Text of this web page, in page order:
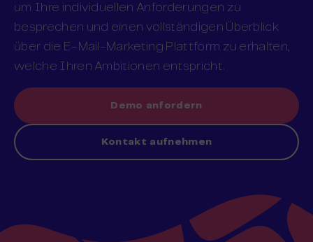
um Ihre individuellen Anforderungen zu
besprechen und einen vollständigen Überblick
über die E-Mail-Marketing Plattform zu erhalten,
welche Ihren Ambitionen entspricht.
Demo anfordern
Kontakt aufnehmen